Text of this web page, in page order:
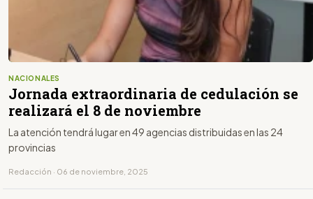
NACIONALES
Jornada extraordinaria de cedulación se
realizará el 8 de noviembre
La atención tendrá lugar en 49 agencias distribuidas en las 24
provincias
Redacción · 06 de noviembre, 2025